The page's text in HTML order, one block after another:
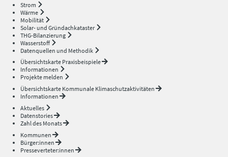
Strom
Wärme
Mobilität
Solar- und Gründachkataster
THG-Bilanzierung
Wasserstoff
Datenquellen und Methodik
Übersichtskarte Praxisbeispiele
Informationen
Projekte melden
Übersichtskarte Kommunale Klimaschutzaktivitäten
Informationen
Aktuelles
Datenstories
Zahl des Monats
Kommunen
Bürger:innen
Presseverteter:innen